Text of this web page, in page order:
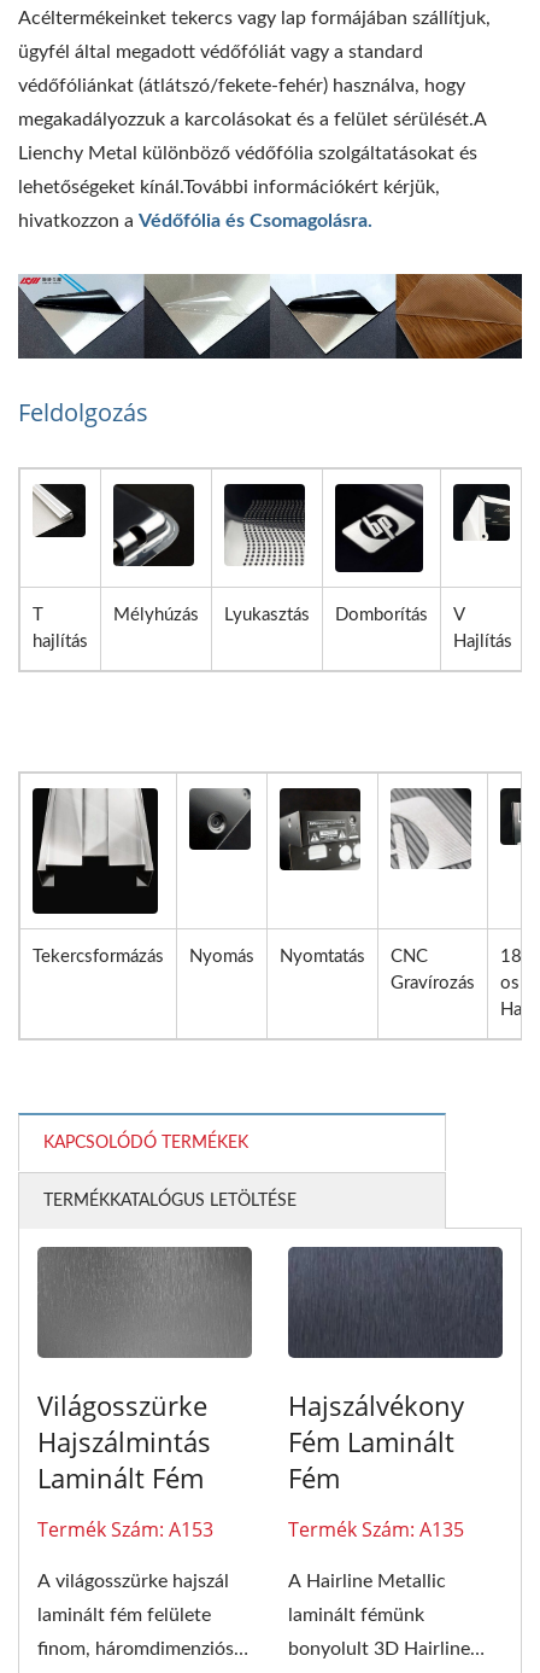
Acéltermékeinket tekercs vagy lap formájában szállítjuk,
ügyfél által megadott védőfóliát vagy a standard
védőfóliánkat (átlátszó/fekete-fehér) használva, hogy
megakadályozzuk a karcolásokat és a felület sérülését.A
Lienchy Metal különböző védőfólia szolgáltatásokat és
lehetőségeket kínál.További információkért kérjük,
hivatkozzon a Védőfólia és Csomagolásra.
Feldolgozás
hajlítás
Mélyhúzás Lyukasztás Domborítás
V
Hajlítás
Tekercsformázás Nyomás Nyomtatás
CNC
Gravírozás
os
KAPCSOLÓDÓ TERMÉKEK
TERMÉKKATALÓGUS LETÖLTÉSE
Világosszürke
Hajszálmintás
Laminált Fém
Termék Szám: A153
A világosszürke hajszál
laminált fém felülete
finom, háromdimenziós
Hajszálvékony
Fém Laminált
Fém
Termék Szám: A135
A Hairline Metallic
laminált fémünk
bonyolult 3D Hairline